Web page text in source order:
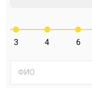
6
4
3